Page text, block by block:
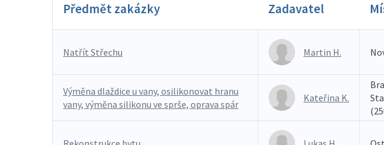
Předmět zakázky Zadavatel
Natřít Střechu Martin H.
Výměna dlaždice u vany, osilikonovat hranu
vany, výměna silikonu ve sprše, oprava spár
Kateřina K.